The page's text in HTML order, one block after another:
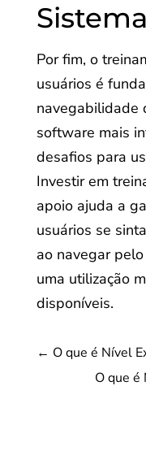
Sistema
Por fim, o
usuários é
navegabilidade
software mais
desafios para
Investir em
apoio ajuda a
usuários se
ao navegar
uma utilização
disponíveis.
← O que é Nível
O que é